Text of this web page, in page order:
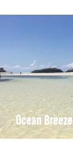
Ocean Breeze